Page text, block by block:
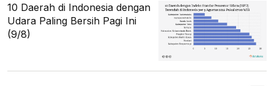
10 Daerah di Indonesia dengan
Udara Paling Bersih Pagi Ini
(9/8)